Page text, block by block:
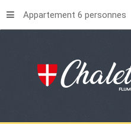
Appartement 6 personnes